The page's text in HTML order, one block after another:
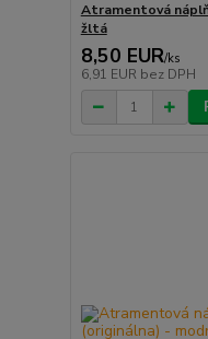
Atramentová
žltá
8,50 EUR/ks
6,91 EUR bez DPH